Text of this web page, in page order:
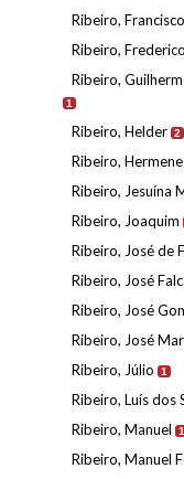
Ribeiro,
Ribeiro,
Ribeiro,
1
Ribeiro, Helder 2
Ribeiro,
Ribeiro, Jesuína
Ribeiro, Joaquim
Ribeiro, José de
Ribeiro, José
Ribeiro, José
Ribeiro, José
Ribeiro, Júlio 1
Ribeiro, Luís dos
Ribeiro, Manuel 1
Ribeiro, Manuel